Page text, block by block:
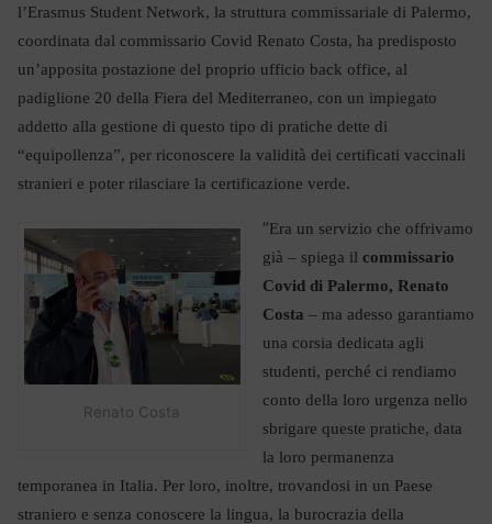
l’Erasmus Student Network, la struttura commissariale di Palermo,
coordinata dal commissario Covid Renato Costa, ha predisposto
un’apposita postazione del proprio ufficio back office, al
padiglione 20 della Fiera del Mediterraneo, con un impiegato
addetto alla gestione di questo tipo di pratiche dette di
“equipollenza”, per riconoscere la validità dei certificati vaccinali
stranieri e poter rilasciare la certificazione verde.
Renato Costa
“Era un servizio che offrivamo
già – spiega il commissario
Covid di Palermo, Renato
Costa – ma adesso garantiamo
una corsia dedicata agli
studenti, perché ci rendiamo
conto della loro urgenza nello
sbrigare queste pratiche, data
la loro permanenza
temporanea in Italia. Per loro, inoltre, trovandosi in un Paese
straniero e senza conoscere la lingua, la burocrazia della